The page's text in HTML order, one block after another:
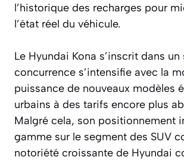
l’historique des recharges pour
l’état réel du véhicule.
Le Hyundai Kona s’inscrit dans
concurrence s’intensifie avec la
puissance de nouveaux modèles
urbains à des tarifs encore plus
Malgré cela, son positionnement
gamme sur le segment des SUV
notoriété croissante de Hyundai